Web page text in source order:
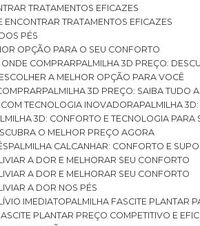
TRATAMENTOS EFICAZES
ENCONTRAR TRATAMENTOS EFICAZES
PÉS
OPÇÃO PARA O SEU CONFORTO
ONDE COMPRAR
PALMILHA 3D PREÇO:
A MELHOR OPÇÃO PARA VOCÊ
PALMILHA 3D PREÇO: SAIBA TUDO
TECNOLOGIA INOVADORA PALMILHA
3D: CONFORTO E TECNOLOGIA PARA
O MELHOR PREÇO AGORA
PALMILHA CALCANHAR: CONFORTO E
A DOR E MELHORAR SEU CONFORTO
A DOR E MELHORAR SEU CONFORTO
A DOR NOS PÉS
IMEDIATO
PALMILHA FASCITE PLANTAR
PLANTAR PREÇO COMPETITIVO E